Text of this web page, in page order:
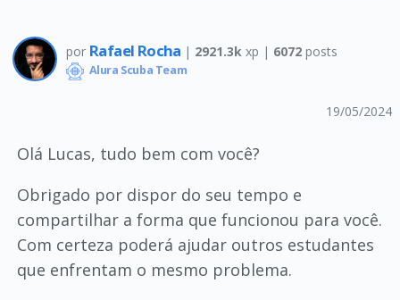
por Rafael Rocha | 2921.3k xp | 6072 posts
Alura Scuba Team
19/05/2024
Olá Lucas, tudo bem com você?
Obrigado por dispor do seu tempo e
compartilhar a forma que funcionou para você.
Com certeza poderá ajudar outros estudantes
que enfrentam o mesmo problema.